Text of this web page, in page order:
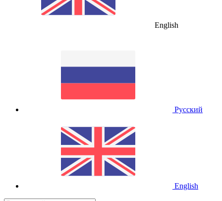
English
Русский
English